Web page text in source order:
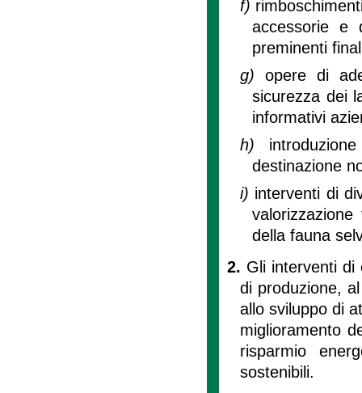
f)
accessorie e
preminenti
g) opere di
sicurezza dei
informativi
h)
destinazione
i) interventi di
della fauna
2. Gli interventi
di produzione,
allo sviluppo di
miglioramento
risparmio
sostenibili.